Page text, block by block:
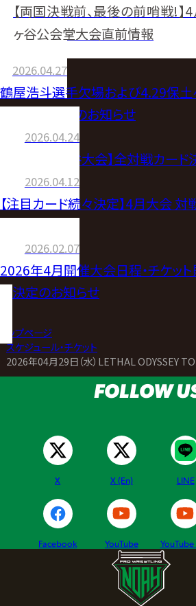
【両国決戦前、最後の前哨戦!】
ヶ谷公会堂大会直前情報
2026.04.27
鶴屋浩斗選手欠場および4.29保
戦カード変更のお知らせ
2026.04.24
【4.29保土ヶ谷大会】全対戦カー
2026.04.12
【注目カード続々決定】4月大会
2026.02.07
2026年4月開催大会日程・チケッ
ル決定のお知らせ
トップページ
>スケジュール・チケット
2026年04月29日（水）LETHAL ODYSSEY
FOLLOW
X X (En) LINE
Facebook YouTube YouTube